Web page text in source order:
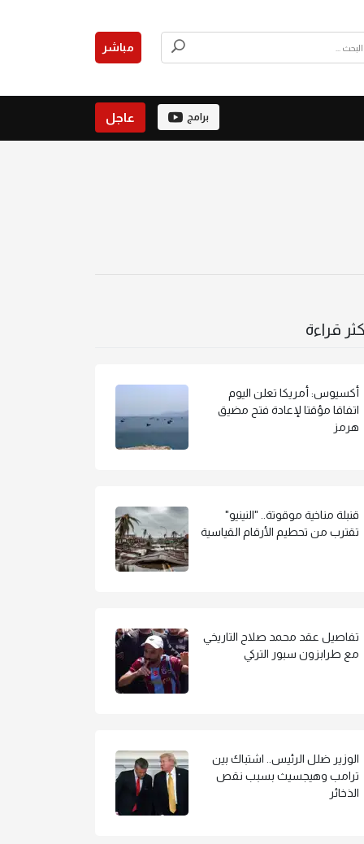
مباشر
برامج عاجل
قراءة
أكسيوس: أمريكا تعلن اليوم
اتفاقا مؤقتا لإعادة فتح مضيق
هرمز
قنبلة مناخية موقوتة.. "النينيو"
تقترب من تحطيم الأرقام القياسية
تفاصيل عقد محمد صلاح التاريخي
مع طرابزون سبور التركي
الوزير ضلل الرئيس.. اشتباك بين
ترامب وهيجسيث بسبب نقص
الذخائر